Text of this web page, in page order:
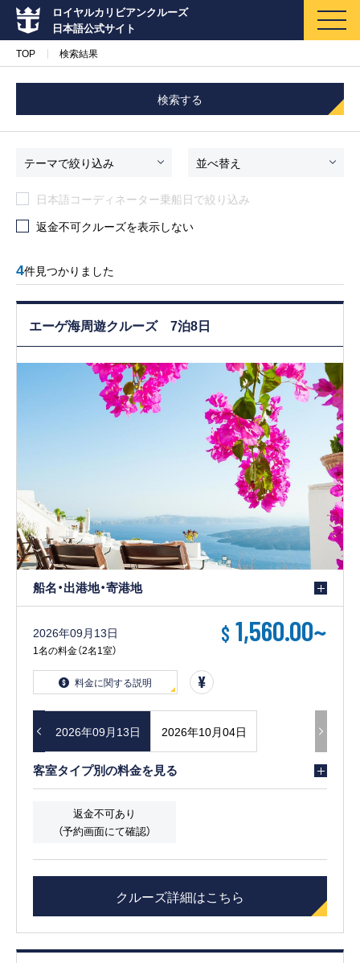
ロイヤルカリビアンクルーズ
日本語公式サイト
マイページ メルマガ登録
クルーズ検索
クルーズの楽しみ方
船内へようこそ
客船のご案内
寄港地ガイド
パンフレット
ご予約後の流れ お問い合わせ
よくあるご質問
ロイヤルカリビアンが選ば
TOP 検索結果
検索する
テーマで絞り込み 並べ替え
日本語コーディネーター乗船日で絞り込み
返金不可クルーズを表示しない
4件見つかりました
エーゲ海周遊クルーズ 7泊8日
船名・出港地・寄港地
2026年09月13日
1名の料金（2名1室）
$ 1,560.00~
料金に関する説明
2026年09月13日 2026年10月04日
客室タイプ別の料金を見る
返金不可あり
（予約画面にて確認）
クルーズ詳細はこちら